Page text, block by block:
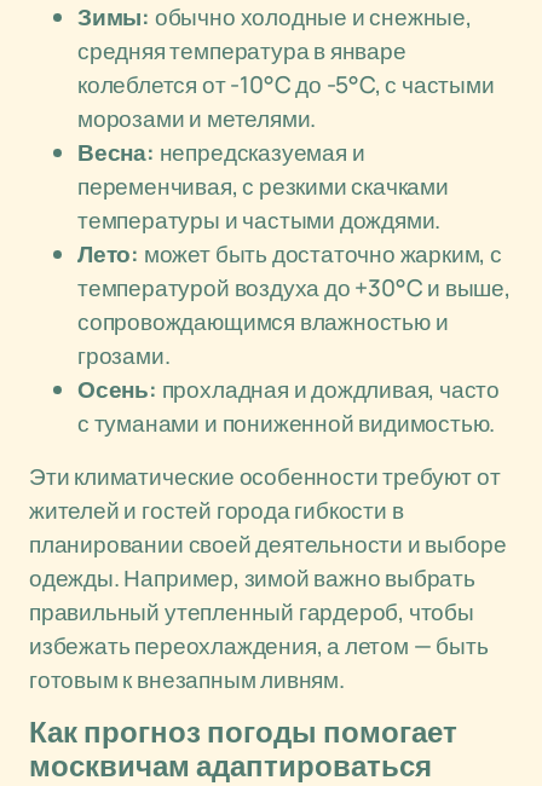
Зимы: обычно холодные и снежные,
средняя температура в январе
колеблется от -10°C до -5°C, с частыми
морозами и метелями.
Весна: непредсказуемая и
переменчивая, с резкими скачками
температуры и частыми дождями.
Лето: может быть достаточно жарким, с
температурой воздуха до +30°C и выше,
сопровождающимся влажностью и
грозами.
Осень: прохладная и дождливая, часто
с туманами и пониженной видимостью.
Эти климатические особенности требуют от
жителей и гостей города гибкости в
планировании своей деятельности и выборе
одежды. Например, зимой важно выбрать
правильный утепленный гардероб, чтобы
избежать переохлаждения, а летом — быть
готовым к внезапным ливням.
Как прогноз погоды помогает
москвичам адаптироваться